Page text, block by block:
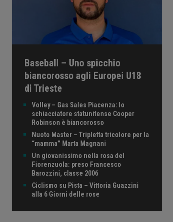
Baseball – Uno spicchio
biancorosso agli Europei U18
di Trieste
Volley – Gas Sales Piacenza: lo
schiacciatore statunitense Cooper
Robinson è biancorosso
Nuoto Master – Tripletta tricolore per la
“mamma” Marta Magnani
Un giovanissimo nella rosa del
Fiorenzuola: preso Francesco
Barozzini, classe 2006
Ciclismo su Pista – Vittoria Guazzini
alla 6 Giorni delle rose